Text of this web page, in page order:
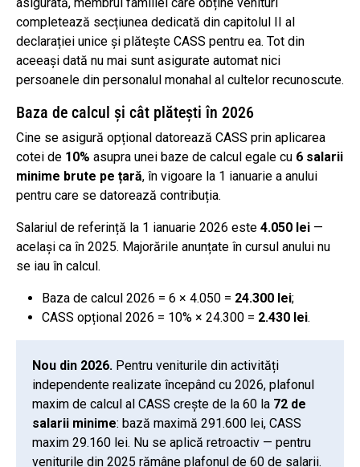
completează secțiunea dedicată din capitolul II al
declarației unice și plătește CASS pentru ea. Tot din
aceeași dată nu mai sunt asigurate automat nici
persoanele din personalul monahal al cultelor recunoscute.
Baza de calcul și cât plătești în 2026
Cine se asigură opțional datorează CASS prin aplicarea
cotei de 10% asupra unei baze de calcul egale cu 6 salarii
minime brute pe țară, în vigoare la 1 ianuarie a anului
pentru care se datorează contribuția.
Salariul de referință la 1 ianuarie 2026 este 4.050 lei —
același ca în 2025. Majorările anunțate în cursul anului nu
se iau în calcul.
Baza de calcul 2026 = 6 × 4.050 = 24.300 lei;
CASS opțional 2026 = 10% × 24.300 = 2.430 lei.
Nou din 2026. Pentru veniturile din activități
independente realizate începând cu 2026, plafonul
maxim de calcul al CASS crește de la 60 la 72 de
salarii minime: bază maximă 291.600 lei, CASS
maxim 29.160 lei. Nu se aplică retroactiv — pentru
veniturile din 2025 rămâne plafonul de 60 de salarii.